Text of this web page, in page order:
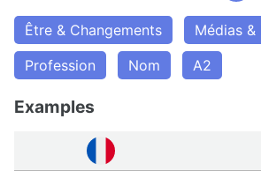
Être & Changements
Médias
Profession
Nom A2
Examples